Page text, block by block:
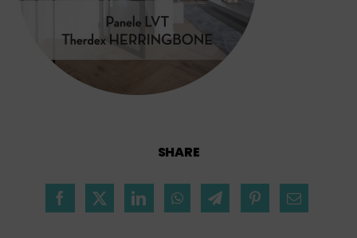
SHARE